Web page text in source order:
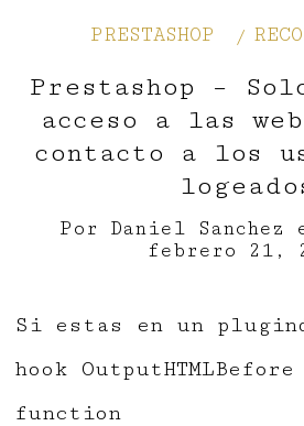
PRESTASHOP
Prestashop –
acceso a las
contacto a los
Por Daniel Sanchez
febrero 21,
Si estas en un
hook
function